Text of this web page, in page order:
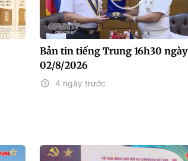
Bản tin tiếng Trung 16h30 ngày
02/8/2026
4 ngày trước